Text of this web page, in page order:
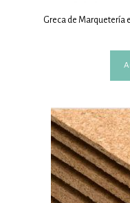
Greca de Marquetería